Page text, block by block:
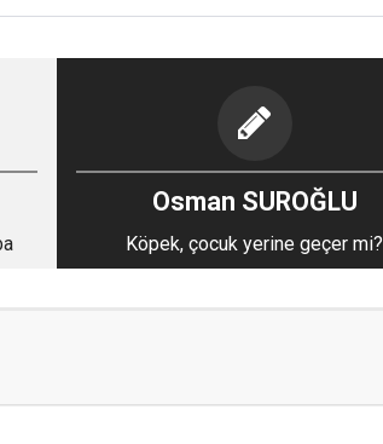
Osman SUROĞLU
Köpek, çocuk yerine geçer mi?